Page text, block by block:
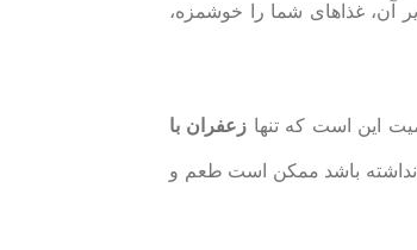
آن، غذاهای شما را خوشمزه،
این است که تنها زعفران با
نداشته باشد ممکن است طعم و